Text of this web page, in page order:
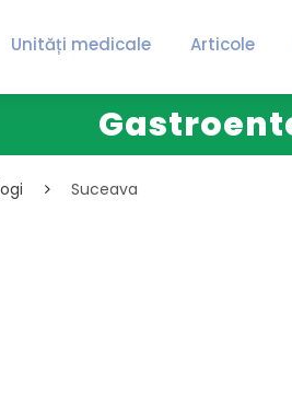
Unități medicale Articole
Suceava